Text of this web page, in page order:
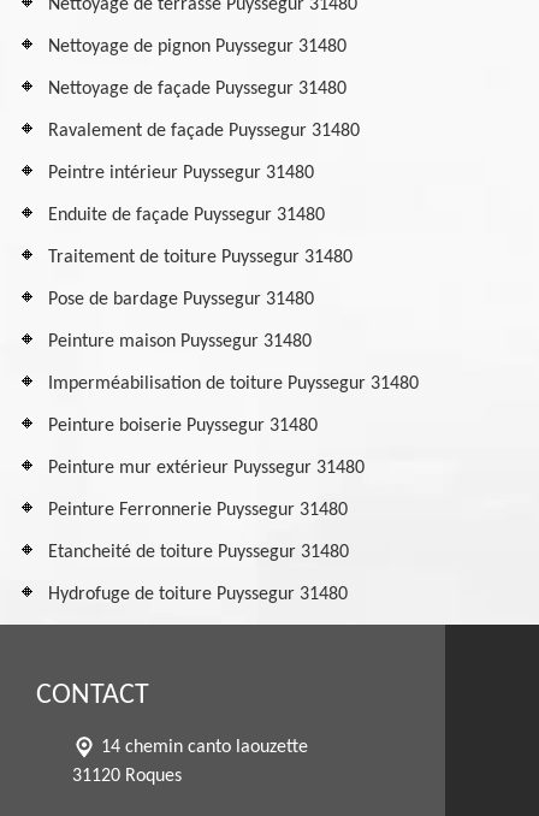
Nettoyage de terrasse Puyssegur 31480
Nettoyage de pignon Puyssegur 31480
Nettoyage de façade Puyssegur 31480
Ravalement de façade Puyssegur 31480
Peintre intérieur Puyssegur 31480
Enduite de façade Puyssegur 31480
Traitement de toiture Puyssegur 31480
Pose de bardage Puyssegur 31480
Peinture maison Puyssegur 31480
Imperméabilisation de toiture Puyssegur 31480
Peinture boiserie Puyssegur 31480
Peinture mur extérieur Puyssegur 31480
Peinture Ferronnerie Puyssegur 31480
Etancheité de toiture Puyssegur 31480
Hydrofuge de toiture Puyssegur 31480
CONTACT
14 chemin canto laouzette
31120 Roques